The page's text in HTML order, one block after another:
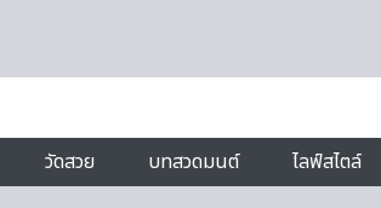
วัดสวย บทสวดมนต์ ไลฟ์สไตล์